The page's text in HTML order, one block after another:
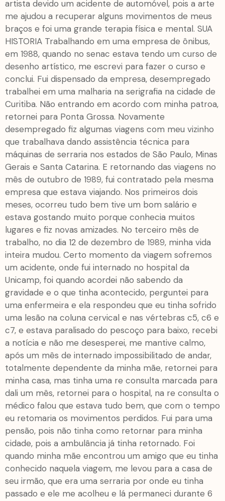
artista devido um acidente de automóvel, pois a arte
me ajudou a recuperar alguns movimentos de meus
braços e foi uma grande terapia física e mental. SUA
HISTORIA Trabalhando em uma empresa de ônibus,
em 1988, quando no senac estava tendo um curso de
desenho artístico, me escrevi para fazer o curso e
conclui. Fui dispensado da empresa, desempregado
trabalhei em uma malharia na serigrafia na cidade de
Curitiba. Não entrando em acordo com minha patroa,
retornei para Ponta Grossa. Novamente
desempregado fiz algumas viagens com meu vizinho
que trabalhava dando assistência técnica para
máquinas de serraria nos estados de São Paulo, Minas
Gerais e Santa Catarina. E retornando das viagens no
mês de outubro de 1989, fui contratado pela mesma
empresa que estava viajando. Nos primeiros dois
meses, ocorreu tudo bem tive um bom salário e
estava gostando muito porque conhecia muitos
lugares e fiz novas amizades. No terceiro mês de
trabalho, no dia 12 de dezembro de 1989, minha vida
inteira mudou. Certo momento da viagem sofremos
um acidente, onde fui internado no hospital da
Unicamp, foi quando acordei não sabendo da
gravidade e o que tinha acontecido, perguntei para
uma enfermeira e ela respondeu que eu tinha sofrido
uma lesão na coluna cervical e nas vértebras c5, c6 e
c7, e estava paralisado do pescoço para baixo, recebi
a notícia e não me desesperei, me mantive calmo,
após um mês de internado impossibilitado de andar,
totalmente dependente da minha mãe, retornei para
minha casa, mas tinha uma re consulta marcada para
dali um mês, retornei para o hospital, na re consulta o
médico falou que estava tudo bem, que com o tempo
eu retomaria os movimentos perdidos. Fui para uma
pensão, pois não tinha como retornar para minha
cidade, pois a ambulância já tinha retornado. Foi
quando minha mãe encontrou um amigo que eu tinha
conhecido naquela viagem, me levou para a casa de
seu irmão, que era uma serraria por onde eu tinha
passado e ele me acolheu e lá permaneci durante 6